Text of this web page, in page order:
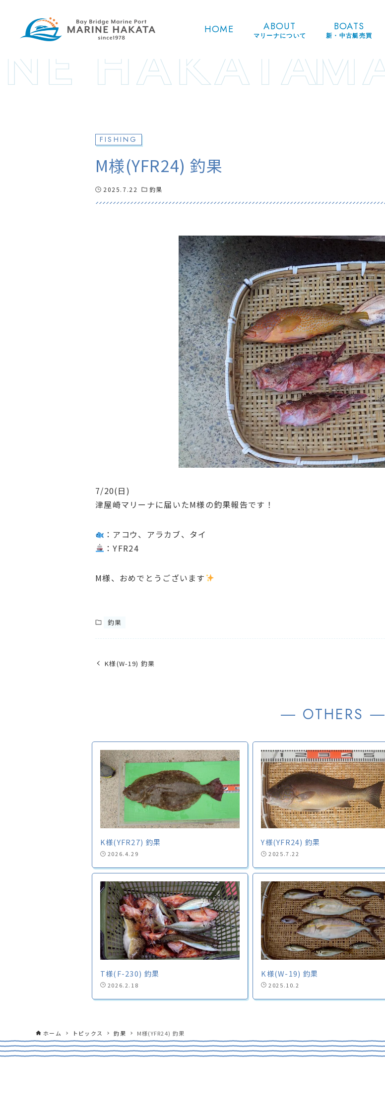
HOME ABOUT
マリーナについて
BOATS
新・中古艇売買
FISHING
M様(YFR24) 釣果
2025.7.22 釣果
7/20(日)
津屋崎マリーナに届いたM様の釣果報告です！
：アコウ、アラカブ、タイ
：YFR24
M様、おめでとうございます
釣果
K様(W-19) 釣果
― OTHERS ―
K様(YFR27) 釣果
2026.4.29
Y様(YFR24) 釣果
2025.7.22
T様(F-230) 釣果
2026.2.18
K様(W-19) 釣果
2025.10.2
ホーム トピックス 釣果 M様(YFR24) 釣果